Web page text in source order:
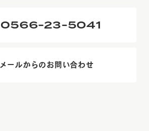
0566-23-5041
メールからのお問い合わせ